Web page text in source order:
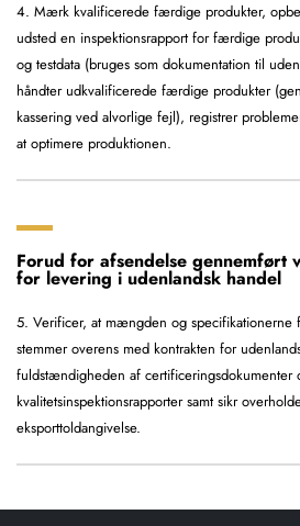
4. Mærk kvalificerede færdige produkter,
udsted en inspektionsrapport for færdige
og testdata (bruges som dokumentation til
håndter udkvalificerede færdige produkter
kassering ved alvorlige fejl), registrer
at optimere produktionen.
Forud for afsendelse gennemført
for levering i udenlandsk handel
5. Verificer, at mængden og
stemmer overens med kontrakten for
fuldstændigheden af certificeringsdokumenter
kvalitetsinspektionsrapporter samt sikr
eksporttoldangivelse.